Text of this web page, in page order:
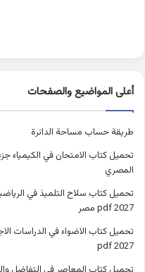
أعلى المواضيع والصفحات
طريقة حساب مساحة الدائرة
المصري
تحميل كتاب سلاح التلميذ في
2027 pdf مصر
تحميل كتاب الاضواء في الدراسات
2027 pdf